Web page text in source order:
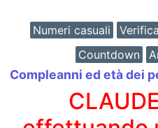
Numeri casuali
Countdown
Compleanni ed età dei